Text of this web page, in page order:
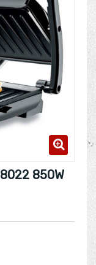
850W